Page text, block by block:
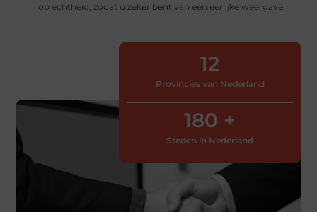
op echtheid, zodat u zeker bent van een eerlijke weergave.
Provincies van Nederland
12
Steden in Nederland
180 +